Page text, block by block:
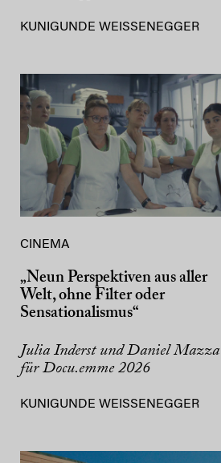
KUNIGUNDE WEISSENEGGER
CINEMA
„Neun Perspektiven aus aller
Welt, ohne Filter oder
Sensationalismus“
Julia Inderst und Daniel Mazza
für Docu.emme 2026
KUNIGUNDE WEISSENEGGER